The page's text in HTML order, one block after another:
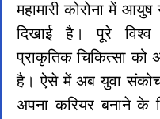
महामारी कोरोना में
दिखाई है। पूरे
प्राकृतिक चिकित्सा को
है। ऐसे में अब युवा
अपना करियर बनाने के